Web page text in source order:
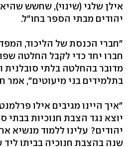
אילן שלגי (שינוי), שחשש
יהודים מבתי הספר בחו"ל.
"חברי הכנסת של הליכוד,
חברו יחד כדי לקבל החלטה
מדובר בהחלטה בלתי סובלנית
בתלמידים בני מיעוטים", אמר
"איך היינו מגיבים אילו
יוצא נגד הצבת חנוכיות בבתי
יהודים? עלינו ללמוד מנשיא
שנה בהצבת חנוכיה בביתו ליד